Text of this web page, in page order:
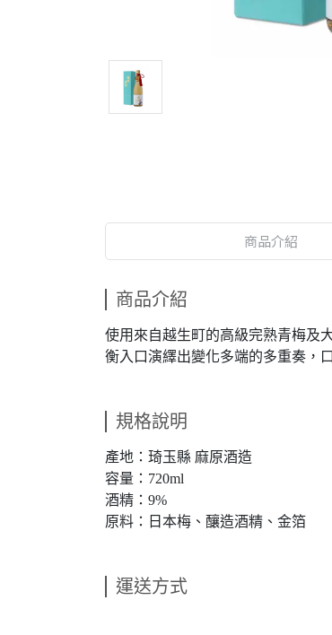
商品介紹
商品介紹
使用來自越生町的高級完熟青梅及
衡入口演繹出變化多端的多重奏，
規格說明
產地：琦玉縣 麻原酒造
容量：720ml
酒精：9%
原料：日本梅、釀造酒精、金箔
運送方式